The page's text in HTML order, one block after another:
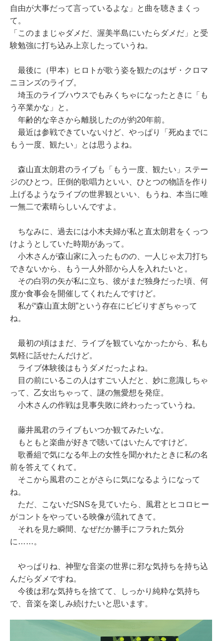
自由が大事だって言っているよな」と曲を聴きまくっ
て。
「このままじゃダメだ、渥美半島にいたらダメだ」と受
験勉強に打ち込み上京したっていうね。
最後に（甲本）ヒロトが歌う姿を観たのはザ・クロマ
ニヨンズのライブ。
埼玉のライブハウスでもみくちゃになったときに「も
う卒業かな」と。
年齢的な辛さから離脱したのが約20年前。
最近は参戦できていないけど、やっぱり「死ぬまでに
もう一度、観たい」とは思うよね。
森山直太朗君のライブも「もう一度、観たい」ステー
ジのひとつ。圧倒的歌唱力といい、ひとつの物語を作り
上げるようなライブの世界観といい、もうね、本当に唯
一無二で素晴らしいんですよ。
ちなみに、過去には小木夫婦が私と直太朗君をくっつ
けようとしていた時期があって。
小木さんが森山家に入ったものの、一人じゃ太刀打ち
できないから、もう一人外部から人を入れたいと。
その白羽の矢が私に立ち、彼がまだ独身だった頃、何
度か食事会を開催してくれたんですけど。
私が“森山直太朗”という存在にビビりすぎちゃって
ね。
最初の頃はまだ、ライブを観ていなかったから、私も
気軽に話せたんだけど。
ライブ体験後はもうダメだったよね。
目の前にいるこの人はすごい人だと、妙に意識しちゃ
って、乙女出ちゃって、謎の無愛想を発症。
小木さんの作戦は見事失敗に終わったっていうね。
藤井風君のライブもいつか観てみたいな。
もともと楽曲が好きで聴いてはいたんですけど。
歌番組で気になる年上の女性を聞かれたときに私の名
前を答えてくれて。
そこから風君のことがさらに気になるようになって
ね。
ただ、こないだSNSを見ていたら、風君とヒコロヒー
がコントをやっている映像が流れてきて。
それを見た瞬間、なぜだか勝手にフラれた気分
に……。
やっぱりね、神聖な音楽の世界に邪な気持ちを持ち込
んだらダメですね。
今後は邪な気持ちを捨てて、しっかり純粋な気持ち
で、音楽を楽しみ続けたいと思います。